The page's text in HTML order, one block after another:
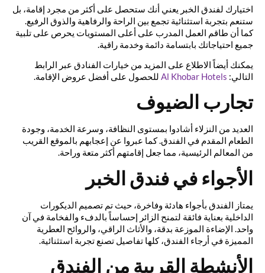
اختيارك لفندق الخبر يعني أنك ستحصل على أكثر من مجرد إقامة، بل
ستنعم بتجربة استثنائية تجمع بين الراحة والرفاهية والذوق الرفيع.
كما أن طاقم العمل المدرب على أعلى المستويات يحرص على تلبية
جميع احتياجاتك بابتسامة دائمة وخدمة راقية.
يمكنك أيضاً الاطلاع على المزيد من خيارات الفنادق عبر الرابط
التالي: Al Khobar Hotels للحصول على أفضل عروض الإقامة.
تجارب الضيوف
العديد من النزلاء أشادوا بمستوى النظافة، وسرعة الخدمة، وجودة
الطعام المقدم في الفندق. كما عبروا عن إعجابهم بالموقع القريب
من المعالم الرئيسية، مما جعل إقامتهم أكثر متعة وراحة.
الأجواء في فندق الخبر
يمتاز الفندق بأجواء هادئة وفاخرة، حيث تم تصميم الديكورات
الداخلية بعناية فائقة لتمنح الزائر إحساساً بالدفء والفخامة في آن
واحد. الإضاءة الموزعة بدقة، والأثاث الراقي، والروائح العطرية
المميزة في أرجاء الفندق، كلها تفاصيل تصنع تجربة استثنائية.
الأنشطة القريبة من الفندق